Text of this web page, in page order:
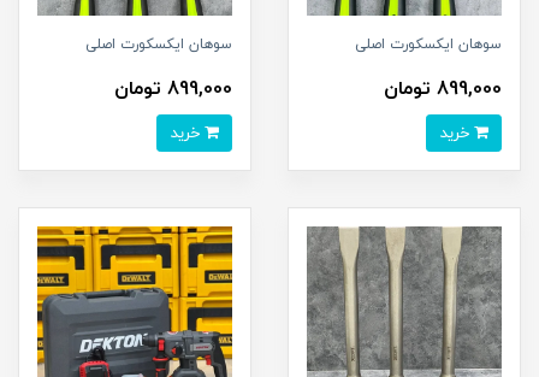
سوهان ایکسکورت اصلی
899,000 تومان
سوهان ایکسکورت اصلی
899,000 تومان